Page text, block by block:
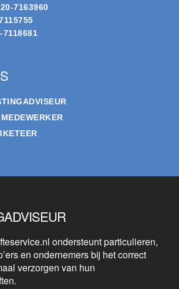
7163960
7118681
ondersteunt particulieren,
en ondernemers bij het correct
verzorgen van hun